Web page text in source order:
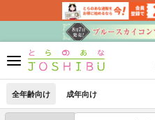
全年齢向け 成年向け